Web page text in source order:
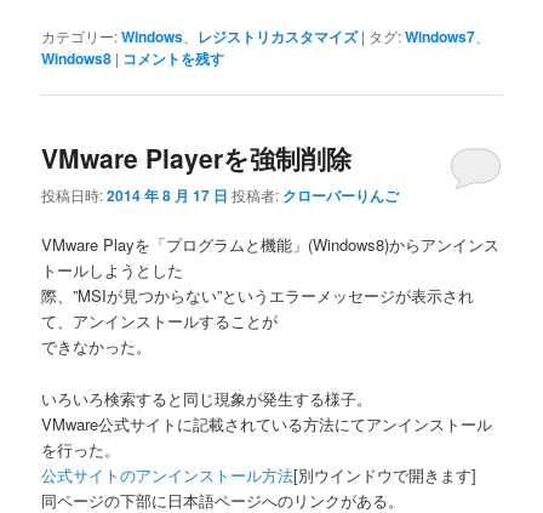
カテゴリー:Windows レジストリカスタマイズ | タグ:Windows7
Windows8 | コメントを残す
VMware Playerを強制削除
投稿日時:2014 年 8 月 17 日 投稿者: クローバーりんご
VMware Playを「プログラムと機能」(Windows8)からアンインス
トールしようとした
際、”MSIが見つからない”というエラーメッセージが表示され
て、アンインストールすることが
できなかった。
いろいろ検索すると同じ現象が発生する様子。
VMware公式サイトに記載されている方法にてアンインストール
を行った。
公式サイトのアンインストール方法[別ウインドウで開きます]
同ページの下部に日本語ページへのリンクがある。